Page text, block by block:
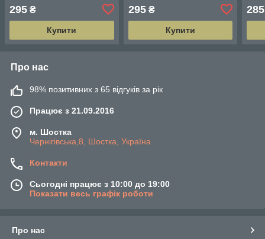
295 ₴
Купити
295₴
Купити
285
Про нас
98% позитивних з 65 відгуків за рік
Працює з 21.09.2016
м. Шостка
Чернігівська,8, Шостка, Україна
Контакти
Сьогодні працює з 10:00 до 19:00
Показати весь графік роботи
Про нас